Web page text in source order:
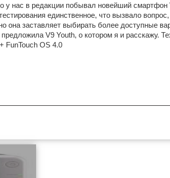
у нас в редакции побывал новейший смартфон
единственное, что вызвало
она заставляет выбирать более доступные
V9 Youth, о котором я и расскажу.
FunTouch OS 4.0